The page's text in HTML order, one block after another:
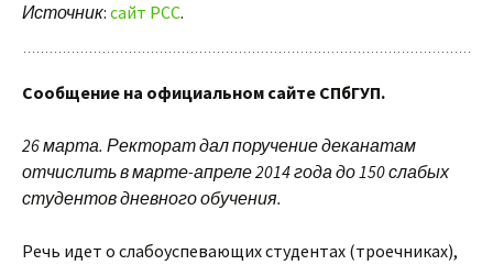
Источник: сайт РСС.
Сообщение на официальном сайте СПбГУП.
26 марта. Ректорат дал поручение деканатам
отчислить в марте-апреле 2014 года до 150 слабых
студентов дневного обучения.
Речь идет о слабоуспевающих студентах (троечниках),